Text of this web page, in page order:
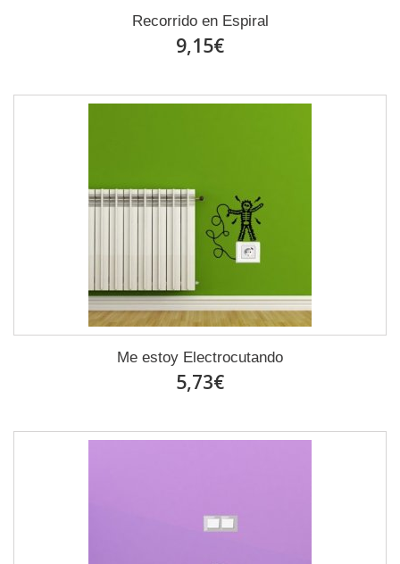
Recorrido en Espiral
9,15€
Me estoy Electrocutando
5,73€